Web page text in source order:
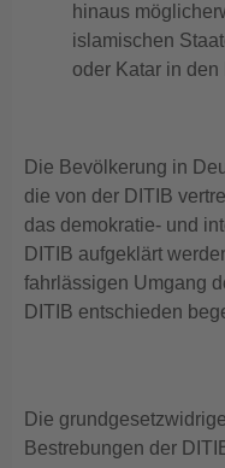
hinaus
islamischen
oder Katar in
Die Bevölkerung in
die von der DITIB
das demokratie- und
DITIB aufgeklärt
fahrlässigen Umgang
DITIB entschieden
Die
Bestrebungen der